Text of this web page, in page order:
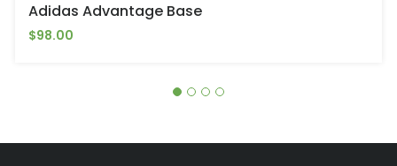
Adidas Advantage Base
$98.00